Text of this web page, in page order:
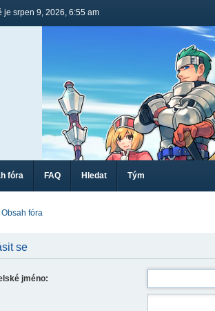
je srpen 9, 2026, 6:55 am
fóra FAQ Hledat Tým
Obsah fóra
se
jméno: